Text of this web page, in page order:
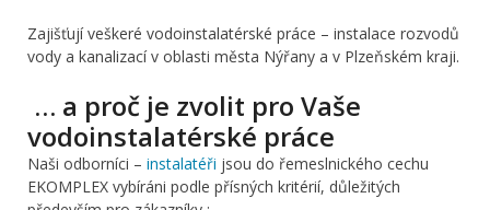
Zajišťují veškeré vodoinstalatérské práce – instalace rozvodů
vody a kanalizací v oblasti města Nýřany a v Plzeňském kraji.
… a proč je zvolit pro Vaše
vodoinstalatérské práce
Naši odborníci – instalatéři jsou do řemeslnického cechu
EKOMPLEX vybíráni podle přísných kritérií, důležitých